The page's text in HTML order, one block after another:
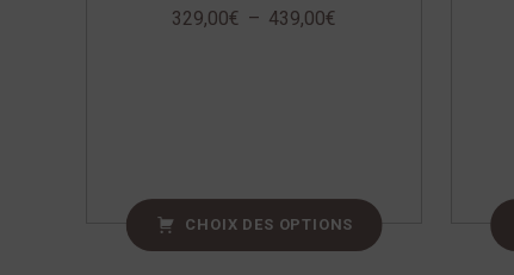
329,00€ – 439,00€
CHOIX DES OPTIONS